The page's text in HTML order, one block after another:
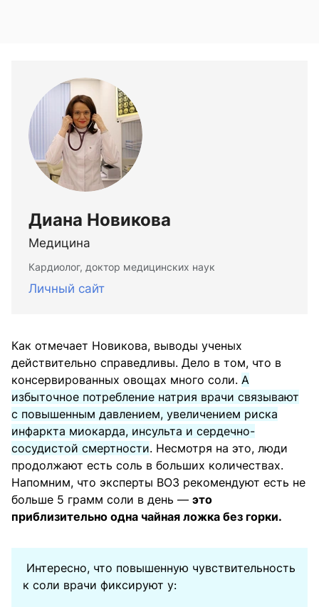
Диана Новикова
Медицина
Кардиолог, доктор медицинских наук
Личный сайт
Как отмечает Новикова, выводы ученых
действительно справедливы. Дело в том, что в
консервированных овощах много соли. А
избыточное потребление натрия врачи связывают
с повышенным давлением, увеличением риска
инфаркта миокарда, инсульта и сердечно-
сосудистой смертности. Несмотря на это, люди
продолжают есть соль в больших количествах.
Напомним, что эксперты ВОЗ рекомендуют есть не
больше 5 грамм соли в день — это
приблизительно одна чайная ложка без горки.
Интересно, что повышенную чувствительность
к соли врачи фиксируют у: